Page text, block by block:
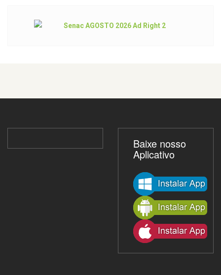
Baixe nosso
Aplicativo